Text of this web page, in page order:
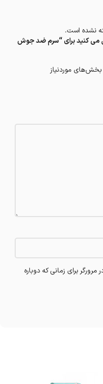
نشده است.
می کنید برای “سرم ضد جوش
بخش‌های موردنیاز
برای زمانی که دوباره